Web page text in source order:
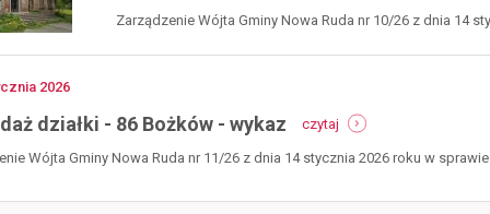
miesiąc
następne dni
Zarządzenie Wójta Gminy Nowa Ruda nr 10/26 z dnia 14
2026
działki - 86 Bożków - wykaz czytaj
sprzedaż
działki
Wójta Gminy Nowa Ruda nr 11/26 z dnia 14 stycznia 2026 roku w sprawie